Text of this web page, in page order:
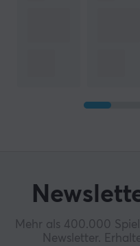
Mehr als 400.000
Newsletter.